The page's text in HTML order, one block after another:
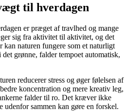
til hverdagen
er præget af travlhed og mange
sig fra aktivitet til aktivitet, og det
naturen fungere som et naturligt
grønne, falder tempoet automatisk,
reducerer stress og øger følelsen af
koncentration og mere kreativ leg,
falder til ro. Det kræver ikke
udenfor sammen kan gøre en forskel.